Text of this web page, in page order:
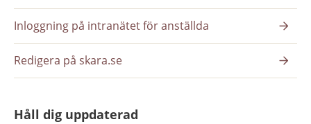
Inloggning på intranätet för anställda
Redigera på skara.se
Håll dig uppdaterad